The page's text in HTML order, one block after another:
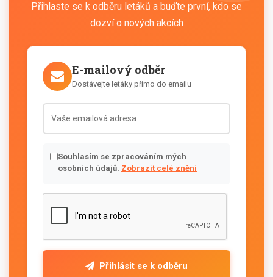
Přihlaste se k odběru letáků a buďte první, kdo se
dozví o nových akcích
E-mailový odběr
Dostávejte letáky přímo do emailu
Souhlasím se zpracováním mých
osobních údajů. Zobrazit celé znění
Přihlásit se k odběru